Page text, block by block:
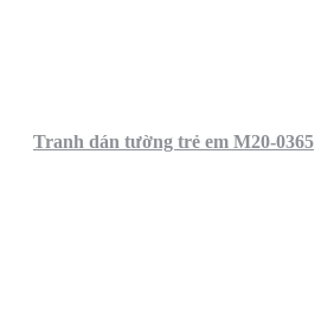
Tranh dán tường trẻ em M20-0365